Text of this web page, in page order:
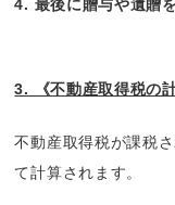
4. 最後に贈与や遺贈
3. 《不動産取得税の
不動産取得税が課税
て計算されます。